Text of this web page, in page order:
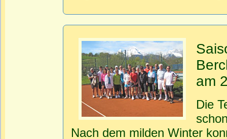
am
Die
Nach dem milden Winter